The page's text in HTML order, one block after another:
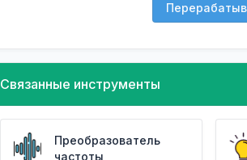
Связанные инструменты
Преобразователь
частоты